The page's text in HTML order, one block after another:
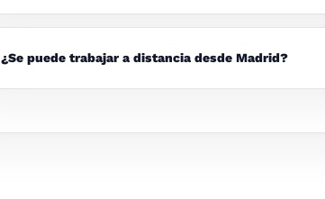
¿Se puede trabajar a distancia desde Madrid?